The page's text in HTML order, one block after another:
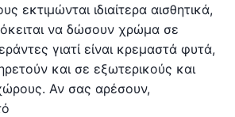
εκτιμώνται ιδιαίτερα αισθητικά,
να δώσουν χρώμα σε
γιατί είναι κρεμαστά φυτά,
και σε εξωτερικούς και
Αν σας αρέσουν,